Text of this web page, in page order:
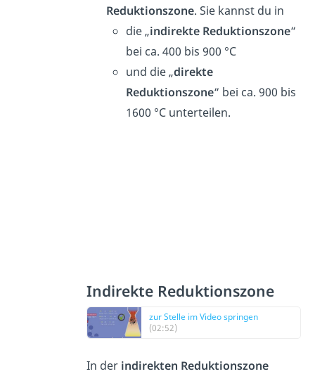
Reduktionszone. Sie kannst du in
die „indirekte Reduktionszone“
bei ca. 400 bis 900 °C
und die „direkte
Reduktionszone“ bei ca. 900 bis
1600 °C unterteilen.
Indirekte Reduktionszone
zur Stelle im Video springen
(02:52)
In der indirekten Reduktionszone